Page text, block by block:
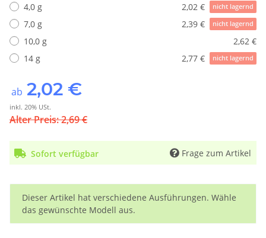
4,0 g
2,02 € nicht lagernd
7,0 g 2,39 € nicht lagernd
10,0 g
2,62 €
14 g
2,77 € nicht lagernd
ab 2,02 €
inkl. 20% USt.
Alter Preis: 2,69 €
Sofort verfügbar Frage zum Artikel
x
Dieser Artikel hat verschiedene Ausführungen. Wähle
das gewünschte Modell aus.